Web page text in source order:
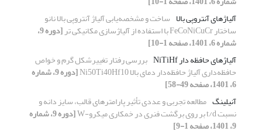
آلیاژهای آنتروپی بالا ساخت و مشخصه‌یابی آلیاژ آنتروپی بالا نانو
ساختار FeCoNiCuCr با استفاده از آلیاژسازی مکانیکی تر [دوره 9،
شماره 6، 1401، صفحه 1-10]
آلیاژهای حافظه دار NiTiHf
بررسی رفتار تغییرشکل گرم و خواص
حافظه‌داری آلیاژ حافظه‌دار دمای بالا Ni50Ti40Hf10 [دوره 9، شماره
6، 1401، صفحه 49-58]
آنیلینگ مطالعه تجربی و عددی تأثیر پارامترهای قالب، سایز دانه و
نسبت t/d بر روی برگشت فنری در خمکاری میکرو-W [دوره 9، شماره
9، 1401، صفحه 1-9]